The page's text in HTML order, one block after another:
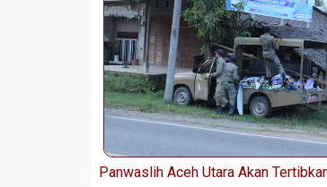
Panwaslih Aceh Utara Akan